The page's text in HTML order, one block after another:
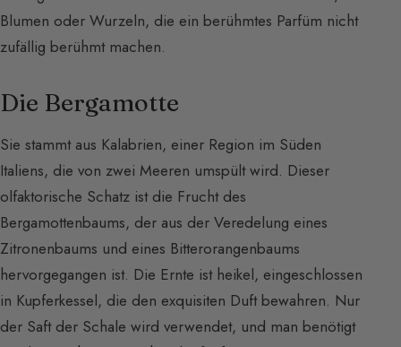
Blumen oder Wurzeln, die ein berühmtes Parfüm nicht
zufällig berühmt machen.
Die Bergamotte
Sie stammt aus Kalabrien, einer Region im Süden
Italiens, die von zwei Meeren umspült wird. Dieser
olfaktorische Schatz ist die Frucht des
Bergamottenbaums, der aus der Veredelung eines
Zitronenbaums und eines Bitterorangenbaums
hervorgegangen ist. Die Ernte ist heikel, eingeschlossen
in Kupferkessel, die den exquisiten Duft bewahren. Nur
der Saft der Schale wird verwendet, und man benötigt